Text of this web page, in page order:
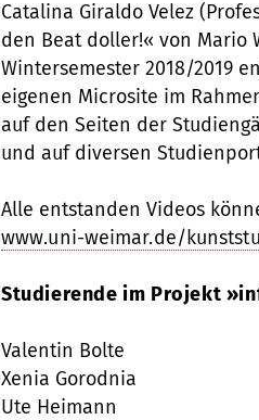
Catalina Giraldo Velez
den Beat doller!« von Mario
Wintersemester 2018/2019
eigenen Microsite im
auf den Seiten der
und auf diversen
Alle entstanden Videos
www.uni-weimar.de/
Studierende im Projekt
Valentin Bolte
Xenia Gorodnia
Ute Heimann